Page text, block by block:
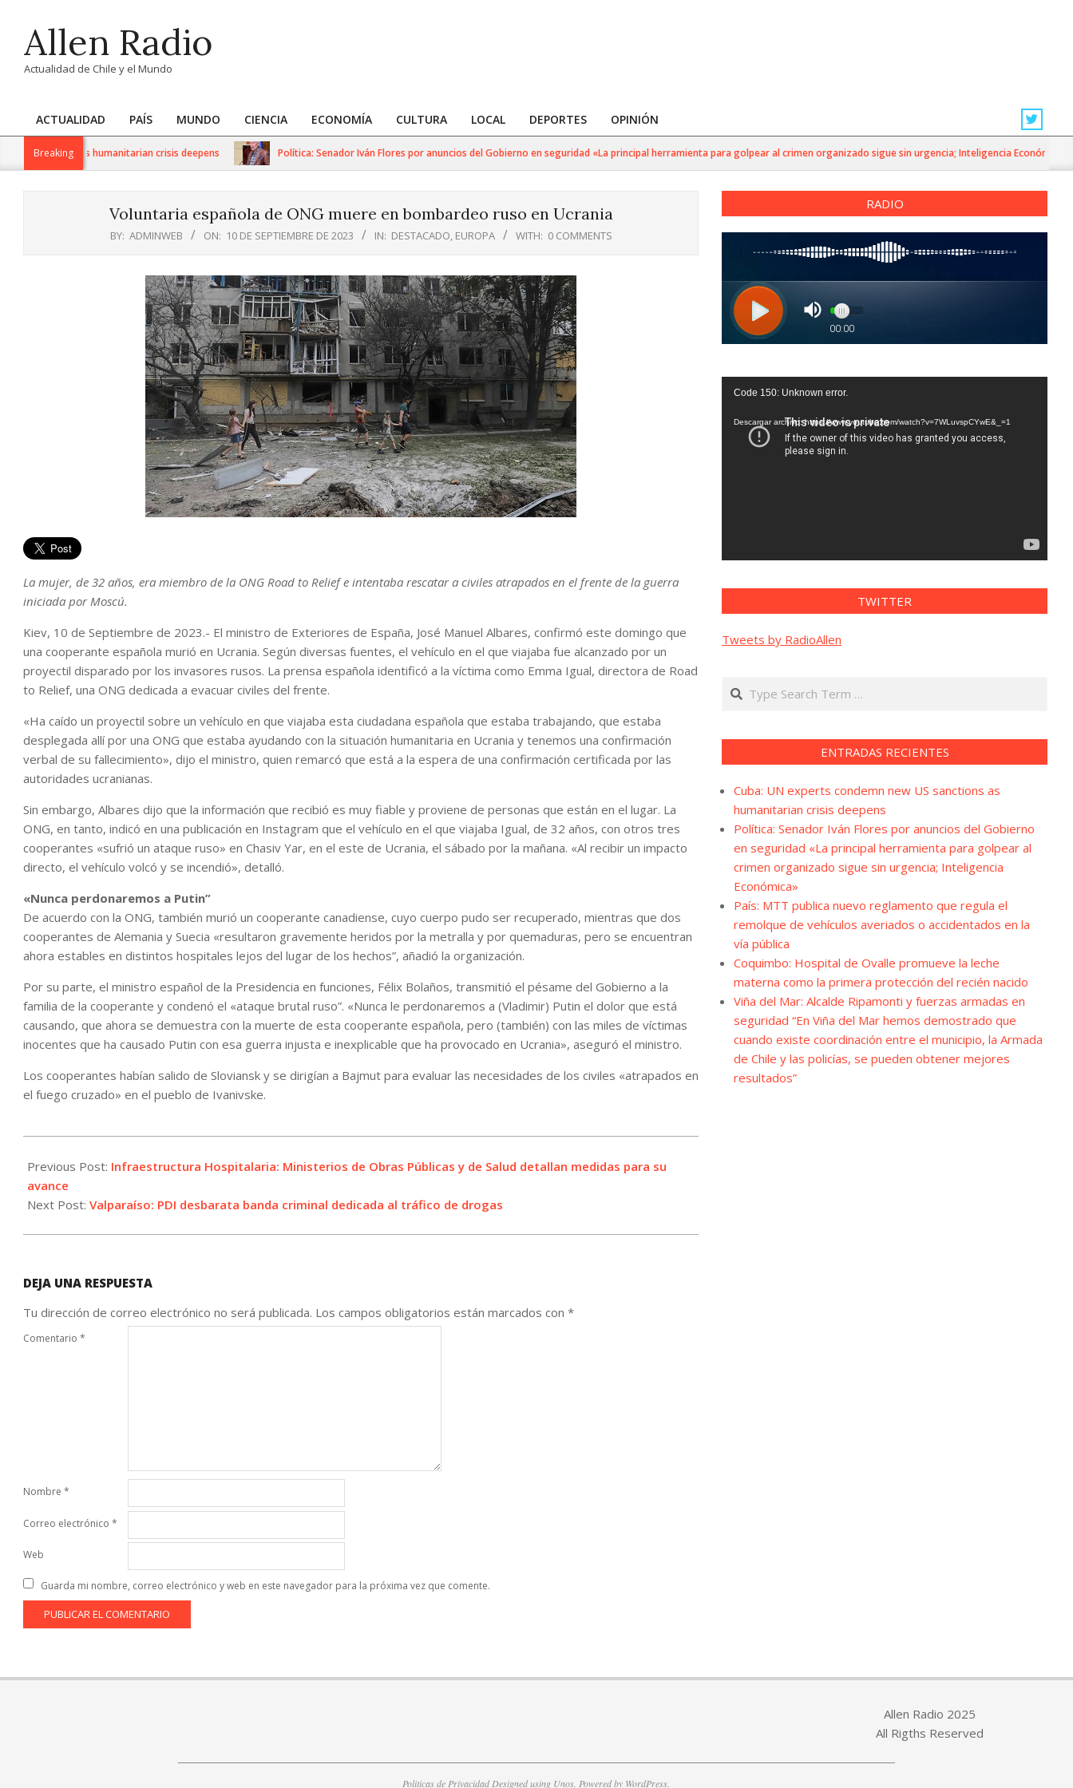
contentAllen Radio
Actualidad de Chile y el Mundo
Primary
Navigation
ACTUALIDAD PAÍS MUNDO CIENCIA ECONOMÍA CULTURA LOCAL DEPORTES OPINIÓN
Breaking
sanctions as humanitarian crisis deepens Política: Senador Iván Flores por anuncios del Gobierno en seguridad «La principal herramienta para golpear al crimen organizado sigue sin urgencia; Inteligencia Económica»
Voluntaria española de ONG muere en bombardeo ruso en Ucrania
BY: ADMINWEB ON: 10 DE SEPTIEMBRE DE 2023 IN: DESTACADO, EUROPA WITH: 0 COMMENTS
La mujer, de 32 años, era miembro de la ONG Road to Relief e intentaba rescatar a civiles atrapados en el frente de la guerra
iniciada por Moscú.
Kiev, 10 de Septiembre de 2023.- El ministro de Exteriores de España, José Manuel Albares, confirmó este domingo que
una cooperante española murió en Ucrania. Según diversas fuentes, el vehículo en el que viajaba fue alcanzado por un
proyectil disparado por los invasores rusos. La prensa española identificó a la víctima como Emma Igual, directora de Road
to Relief, una ONG dedicada a evacuar civiles del frente.
«Ha caído un proyectil sobre un vehículo en que viajaba esta ciudadana española que estaba trabajando, que estaba
desplegada allí por una ONG que estaba ayudando con la situación humanitaria en Ucrania y tenemos una confirmación
verbal de su fallecimiento», dijo el ministro, quien remarcó que está a la espera de una confirmación certificada por las
autoridades ucranianas.
Sin embargo, Albares dijo que la información que recibió es muy fiable y proviene de personas que están en el lugar. La
ONG, en tanto, indicó en una publicación en Instagram que el vehículo en el que viajaba Igual, de 32 años, con otros tres
cooperantes «sufrió un ataque ruso» en Chasiv Yar, en el este de Ucrania, el sábado por la mañana. «Al recibir un impacto
directo, el vehículo volcó y se incendió», detalló.
«Nunca perdonaremos a Putin”
De acuerdo con la ONG, también murió un cooperante canadiense, cuyo cuerpo pudo ser recuperado, mientras que dos
cooperantes de Alemania y Suecia «resultaron gravemente heridos por la metralla y por quemaduras, pero se encuentran
ahora estables en distintos hospitales lejos del lugar de los hechos”, añadió la organización.
Por su parte, el ministro español de la Presidencia en funciones, Félix Bolaños, transmitió el pésame del Gobierno a la
familia de la cooperante y condenó el «ataque brutal ruso”. «Nunca le perdonaremos a (Vladimir) Putin el dolor que está
causando, que ahora se demuestra con la muerte de esta cooperante española, pero (también) con las miles de víctimas
inocentes que ha causado Putin con esa guerra injusta e inexplicable que ha provocado en Ucrania», aseguró el ministro.
Los cooperantes habían salido de Sloviansk y se dirigían a Bajmut para evaluar las necesidades de los civiles «atrapados en
el fuego cruzado» en el pueblo de Ivanivske.
09-
10
Previous Post: Infraestructura Hospitalaria: Ministerios de Obras Públicas y de Salud detallan medidas para su
avance
Next Post: Valparaíso: PDI desbarata banda criminal dedicada al tráfico de drogas
DEJA UNA RESPUESTA
Tu dirección de correo electrónico no será publicada. Los campos obligatorios están marcados con *
Comentario *
Nombre *
Correo electrónico *
Web
Guarda mi nombre, correo electrónico y web en este navegador para la próxima vez que comente.
RADIO
Reproductor
vídeo
Code 150: Unknown error.
Descargar archivo: https://www.youtube.com/watch?v=7WLuvspCYwE&_=1
TWITTER
Tweets by RadioAllen
Search
ENTRADAS RECIENTES
Cuba: UN experts condemn new US sanctions as
humanitarian crisis deepens
Política: Senador Iván Flores por anuncios del Gobierno
en seguridad «La principal herramienta para golpear al
crimen organizado sigue sin urgencia; Inteligencia
Económica»
País: MTT publica nuevo reglamento que regula el
remolque de vehículos averiados o accidentados en la
vía pública
Coquimbo: Hospital de Ovalle promueve la leche
materna como la primera protección del recién nacido
Viña del Mar: Alcalde Ripamonti y fuerzas armadas en
seguridad “En Viña del Mar hemos demostrado que
cuando existe coordinación entre el municipio, la Armada
de Chile y las policías, se pueden obtener mejores
resultados”
Allen Radio 2025
All Rigths Reserved
Politicas de Privacidad Designed using Unos . Powered by WordPress